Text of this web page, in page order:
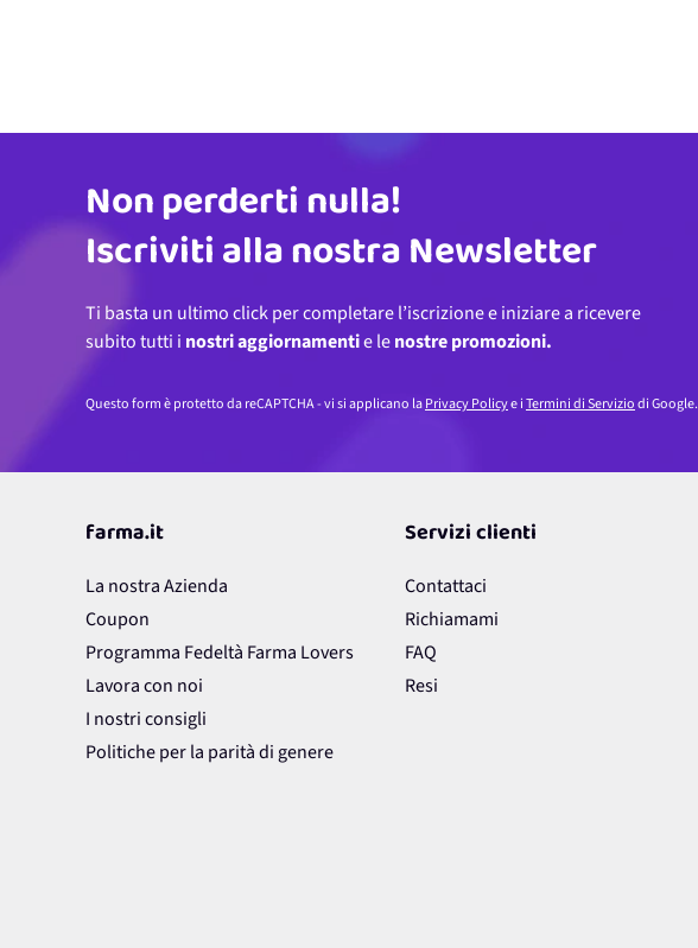
Indirizzo email
Non perderti nulla!
Iscriviti alla nostra Newsletter
Ti basta un ultimo click per completare l’iscrizione e iniziare a ricevere
subito tutti i nostri aggiornamentie lenostre promozioni.
Questo form è protetto da reCAPTCHA - vi si applicano laPrivacy Policye iTermini di Serviziodi Google.
farma.it
La nostra Azienda
Coupon
Programma Fedeltà Farma Lovers
Lavora con noi
I nostri consigli
Politiche per la parità di genere
Servizi clienti
Contattaci
Richiamami
FAQ
Resi